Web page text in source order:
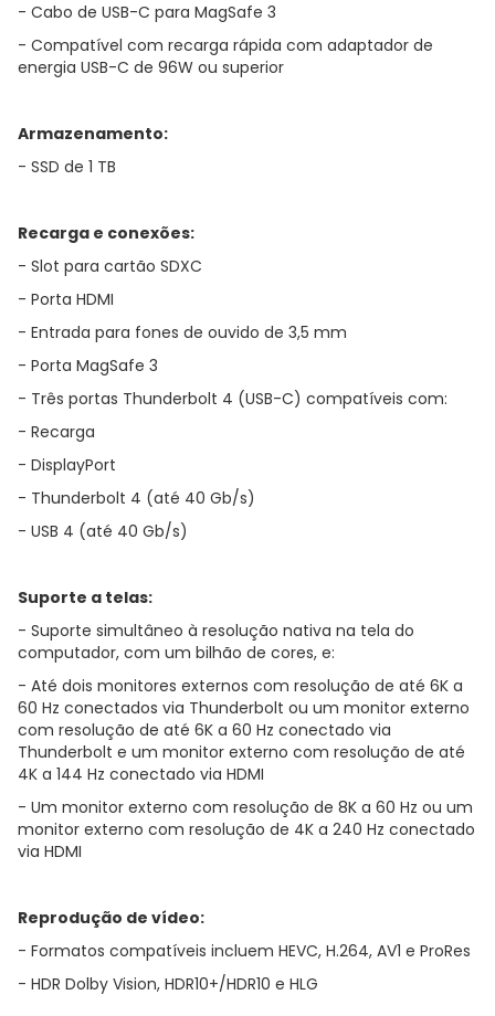
- Cabo de USB-C para MagSafe 3
- Compatível com recarga rápida com adaptador de
energia USB-C de 96W ou superior
Armazenamento:
- SSD de 1 TB
Recarga e conexões:
- Slot para cartão SDXC
- Porta HDMI
- Entrada para fones de ouvido de 3,5 mm
- Porta MagSafe 3
- Três portas Thunderbolt 4 (USB-C) compatíveis com:
- Recarga
- DisplayPort
- Thunderbolt 4 (até 40 Gb/s)
- USB 4 (até 40 Gb/s)
Suporte a telas:
- Suporte simultâneo à resolução nativa na tela do
computador, com um bilhão de cores, e:
- Até dois monitores externos com resolução de até 6K a
60 Hz conectados via Thunderbolt ou um monitor externo
com resolução de até 6K a 60 Hz conectado via
Thunderbolt e um monitor externo com resolução de até
4K a 144 Hz conectado via HDMI
- Um monitor externo com resolução de 8K a 60 Hz ou um
monitor externo com resolução de 4K a 240 Hz conectado
via HDMI
Reprodução de vídeo:
- Formatos compatíveis incluem HEVC, H.264, AV1 e ProRes
- HDR Dolby Vision, HDR10+/HDR10 e HLG